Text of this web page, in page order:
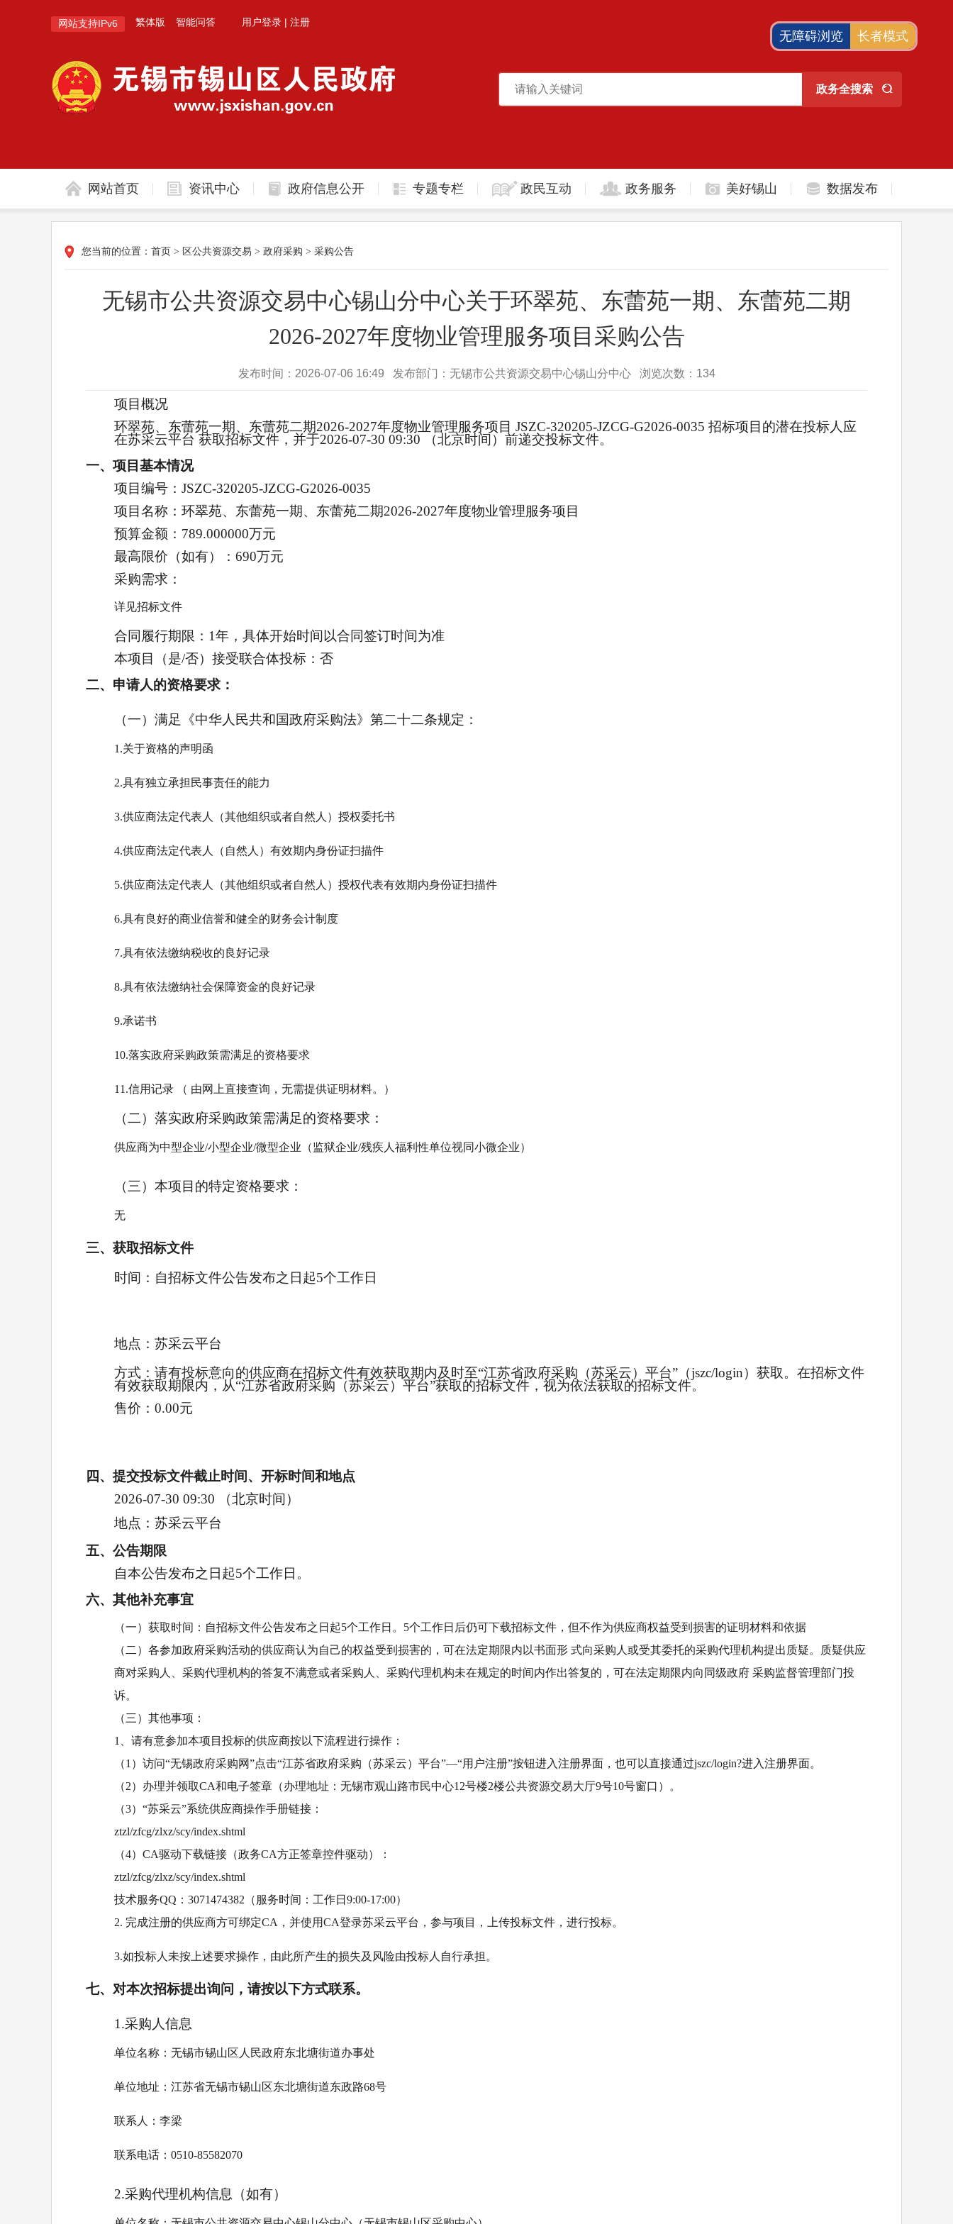
网站支持IPv6 繁体版 智能问答 用户登录 | 注册
网站首页 资讯中心 政府信息公开 专题专栏 政民互动 政务服务 美好锡山 数据发布
您当前的位置： 首页 > 区公共资源交易 > 政府采购 > 采购公告
无锡市公共资源交易中心锡山分中心关于环翠苑、东蕾苑一期、东蕾苑二期
2026-2027年度物业管理服务项目采购公告
发布时间：2026-07-06 16:49 发布部门：无锡市公共资源交易中心锡山分中心 浏览次数： 134
项目概况
环翠苑、东蕾苑一期、东蕾苑二期2026-2027年度物业管理服务项目 JSZC-320205-JZCG-G2026-0035 招标项目的潜在投标人应
在苏采云平台 获取招标文件，并于2026-07-30 09:30 （北京时间）前递交投标文件。
一、项目基本情况
项目编号： JSZC-320205-JZCG-G2026-0035
项目名称： 环翠苑、东蕾苑一期、东蕾苑二期2026-2027年度物业管理服务项目
预算金额： 789.000000万元
最高限价（如有）： 690万元
采购需求：
详见招标文件
合同履行期限： 1年，具体开始时间以合同签订时间为准
本项目（是/否）接受联合体投标： 否
二、申请人的资格要求：
（一）满足《中华人民共和国政府采购法》第二十二条规定：
1.关于资格的声明函
2.具有独立承担民事责任的能力
3.供应商法定代表人（其他组织或者自然人）授权委托书
4.供应商法定代表人（自然人）有效期内身份证扫描件
5.供应商法定代表人（其他组织或者自然人）授权代表有效期内身份证扫描件
6.具有良好的商业信誉和健全的财务会计制度
7.具有依法缴纳税收的良好记录
8.具有依法缴纳社会保障资金的良好记录
9.承诺书
10.落实政府采购政策需满足的资格要求
11.信用记录 （ 由网上直接查询，无需提供证明材料。）
（二）落实政府采购政策需满足的资格要求：
供应商为中型企业/小型企业/微型企业（监狱企业/残疾人福利性单位视同小微企业）
（三）本项目的特定资格要求：
无
三、获取招标文件
时间： 自招标文件公告发布之日起5个工作日
地点： 苏采云平台
方式： 请有投标意向的供应商在招标文件有效获取期内及时至“江苏省政府采购（苏采云）平台”（jszc/login）获取。在招标文件
有效获取期限内，从“江苏省政府采购（苏采云）平台”获取的招标文件，视为依法获取的招标文件。
售价： 0.00元
四、提交投标文件截止时间、开标时间和地点
2026-07-30 09:30 （北京时间）
地点： 苏采云平台
五、公告期限
自本公告发布之日起5个工作日。
六、其他补充事宜
（一）获取时间：自招标文件公告发布之日起5个工作日。5个工作日后仍可下载招标文件，但不作为供应商权益受到损害的证明材料和依据
（二）各参加政府采购活动的供应商认为自己的权益受到损害的，可在法定期限内以书面形 式向采购人或受其委托的采购代理机构提出质疑。质疑供应
商对采购人、采购代理机构的答复不满意或者采购人、采购代理机构未在规定的时间内作出答复的，可在法定期限内向同级政府 采购监督管理部门投
诉。
（三）其他事项：
1、请有意参加本项目投标的供应商按以下流程进行操作：
（1）访问“无锡政府采购网”点击“江苏省政府采购（苏采云）平台”—“用户注册”按钮进入注册界面，也可以直接通过jszc/login?进入注册界面。
（2）办理并领取CA和电子签章（办理地址：无锡市观山路市民中心12号楼2楼公共资源交易大厅9号10号窗口）。
（3）“苏采云”系统供应商操作手册链接：
ztzl/zfcg/zlxz/scy/index.shtml
（4）CA驱动下载链接（政务CA方正签章控件驱动）：
ztzl/zfcg/zlxz/scy/index.shtml
技术服务QQ：3071474382（服务时间：工作日9:00-17:00）
2. 完成注册的供应商方可绑定CA，并使用CA登录苏采云平台，参与项目，上传投标文件，进行投标。
3.如投标人未按上述要求操作，由此所产生的损失及风险由投标人自行承担。
七、对本次招标提出询问，请按以下方式联系。
1.采购人信息
单位名称：无锡市锡山区人民政府东北塘街道办事处
单位地址：江苏省无锡市锡山区东北塘街道东政路68号
联系人：李梁
联系电话：0510-85582070
2.采购代理机构信息（如有）
无障碍浏览 长者模式